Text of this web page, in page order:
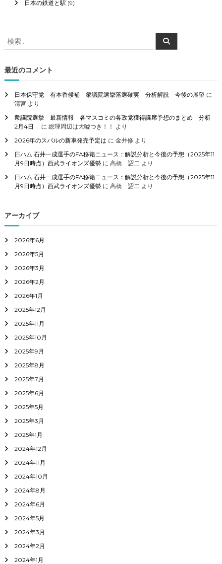
日本の鉄道と駅 (9)
検
索
象
:
検
索
最近のコメント
日本保守党 有本香候補 衆議院選挙落選確実 分析解説 今後の展望 に
清宮より
衆議院選挙 最新情報 各マスコミの各政党獲得議席予想のまとめ 分析
2月4日
に 総理周辺は大嘘つき！！ より
2026年のスバルの新車発売予定は に 金井修より
日ハム 石井一成選手のFA移籍ニュース：解説分析と今後の予想（2025年11
月9日時点）西武ライオンズ優勢に 高橋 詔二より
日ハム 石井一成選手のFA移籍ニュース：解説分析と今後の予想（2025年11
月9日時点）西武ライオンズ優勢に 高橋 詔二より
アーカイブ
2026年6月
2026年5月
2026年3月
2026年2月
2026年1月
2025年12月
2025年11月
2025年10月
2025年9月
2025年8月
2025年7月
2025年6月
2025年5月
2025年3月
2025年1月
2024年12月
2024年11月
2024年10月
2024年8月
2024年6月
2024年5月
2024年3月
2024年2月
2024年1月